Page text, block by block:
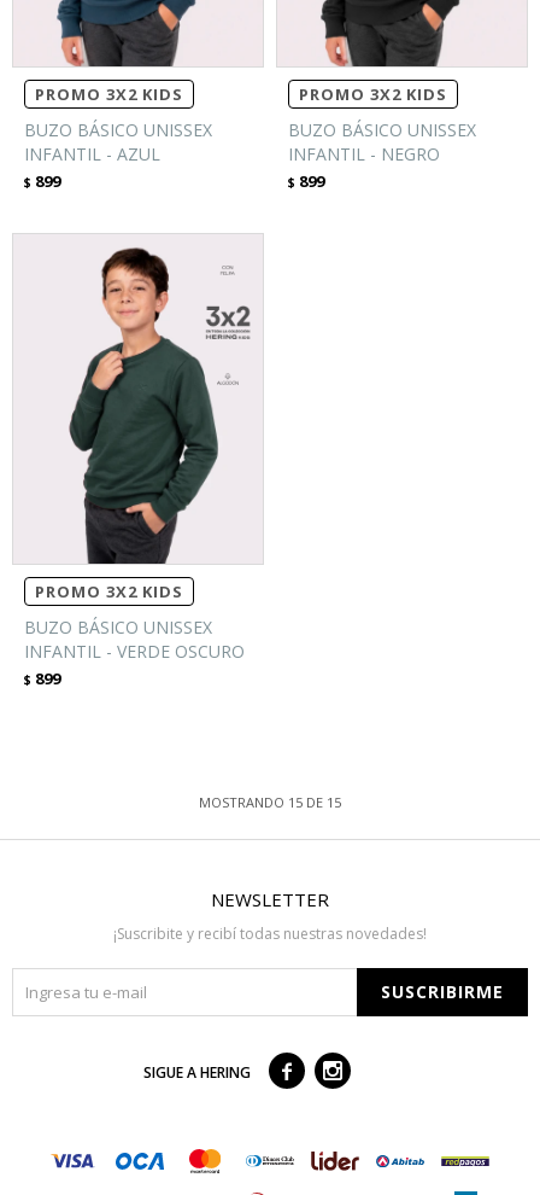
PROMO 3X2 KIDS
BUZO BÁSICO UNISSEX
INFANTIL - AZUL
$ 899
PROMO 3X2 KIDS
BUZO BÁSICO UNISSEX
INFANTIL - NEGRO
$ 899
PROMO 3X2 KIDS
BUZO BÁSICO UNISSEX
INFANTIL - VERDE OSCURO
$ 899
MOSTRANDO 15 DE 15
NEWSLETTER
¡Suscribite y recibí todas nuestras novedades!
SUSCRIBIRME
SIGUE A HERING  